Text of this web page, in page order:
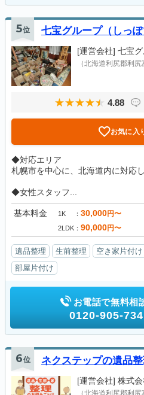
5位 七宝グループ（しっぽ
[運営会社] 七宝
（北海道利尻郡利
4.88
お気に入
◆対応エリア
札幌市を中心に、北海道内に対応し
◆女性スタッフ...
基本料金 1K 30,000円〜
2LDK 90,000円〜
遺品整理 生前整理 空き家片付け
部屋片付け
お電話で無料相
0120-905-734
6位 ネクステップの遺品
[運営会社] 株式
（北海道利尻郡利